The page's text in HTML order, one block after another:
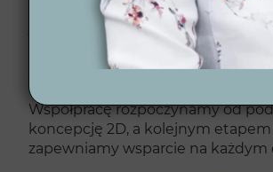
Jak
Współpracę rozpoczynamy od
koncepcję 2D, a kolejnym
zapewniamy wsparcie na każdym